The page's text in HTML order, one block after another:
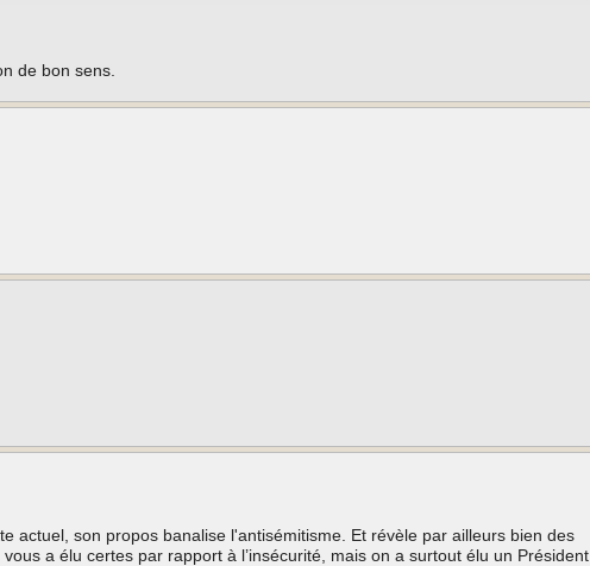
de bon sens.
actuel, son propos banalise l'antisémitisme. Et révèle par ailleurs bien des
a élu certes par rapport à l’insécurité, mais on a surtout élu un Président